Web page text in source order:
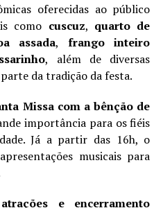
oferecidas ao público
como cuscuz, quarto de
assada, frango inteiro
, além de diversas
da tradição da festa.
Missa com a bênção de
importância para os fiéis
Já a partir das 16h, o
musicais para
e encerramento